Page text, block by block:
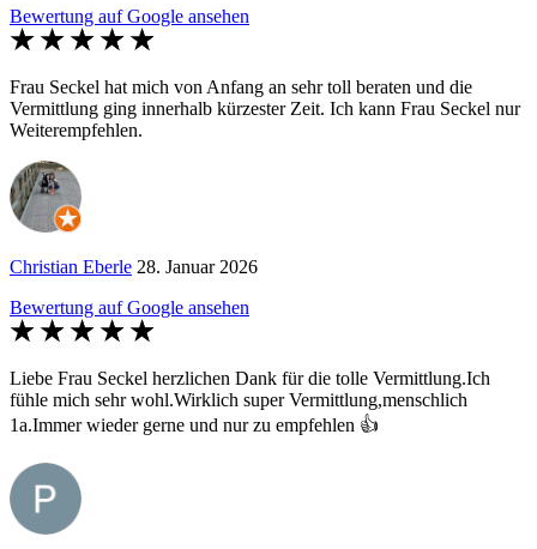
Bewertung auf Google ansehen
Frau Seckel hat mich von Anfang an sehr toll beraten und die
Vermittlung ging innerhalb kürzester Zeit. Ich kann Frau Seckel nur
Weiterempfehlen.
Christian Eberle 28. Januar 2026
Bewertung auf Google ansehen
Liebe Frau Seckel herzlichen Dank für die tolle Vermittlung.Ich
fühle mich sehr wohl.Wirklich super Vermittlung,menschlich
1a.Immer wieder gerne und nur zu empfehlen 👍